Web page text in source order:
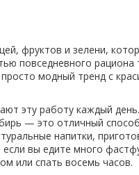
фруктов и зелени,
повседневного рациона
модный тренд с
эту работу каждый
— это отличный
напитки,
вы едите много
или спать восемь часов.